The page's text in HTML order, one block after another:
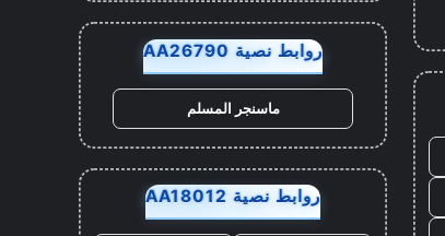
روابط نصية AA26790
ماسنجر المسلم
روابط نصية AA18012